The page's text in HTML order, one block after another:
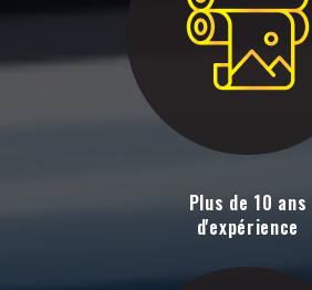
Plus de 10 ans
d'expérience